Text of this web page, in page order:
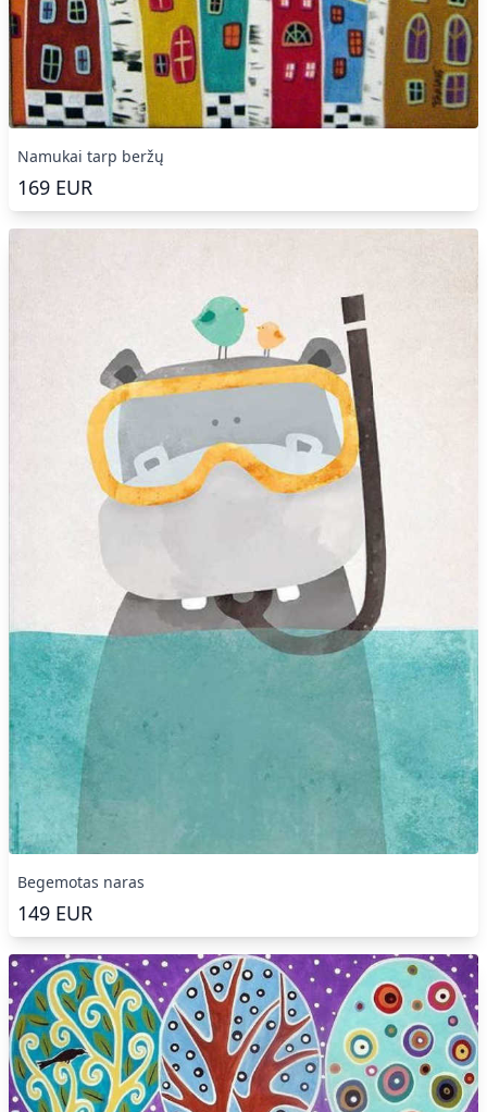
Namukai tarp beržų
169 EUR
Begemotas naras
149 EUR